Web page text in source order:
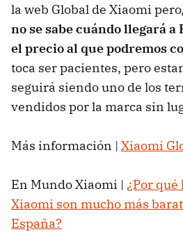
la web Global de Xiaomi
no se sabe cuándo llegará a
el precio al que podremos
toca ser pacientes, pero
seguirá siendo uno de los
vendidos por la marca sin
Más información | Xiaomi
En Mundo Xiaomi | ¿Por qué
Xiaomi son mucho más
España?